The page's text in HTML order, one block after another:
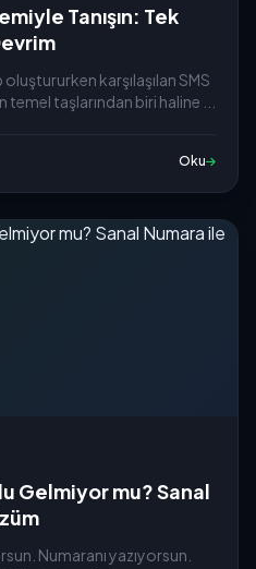
Tanışın: Tek
karşılaşılan SMS
taşlarından biri haline ...
Oku
Gelmiyor mu? Sanal
Numaranı yazıyorsun.